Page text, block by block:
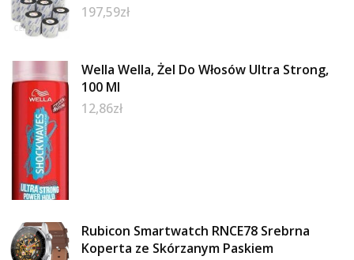
197,59zł
Wella Wella, Żel Do Włosów Ultra Strong,
100 Ml
12,86zł
Rubicon Smartwatch RNCE78 Srebrna
Koperta ze Skórzanym Paskiem